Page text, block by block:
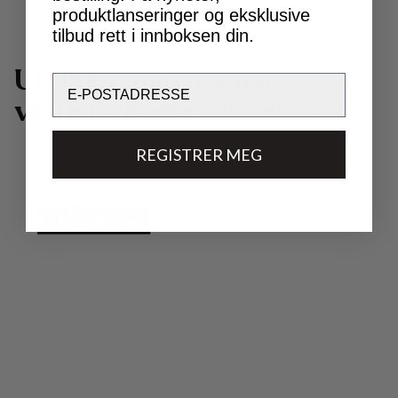
U viklet med noen av
v
rdens beste teknologier
produktlanseringer og eksklusive
tilbud rett i innboksen din.
REGISTRER MEG